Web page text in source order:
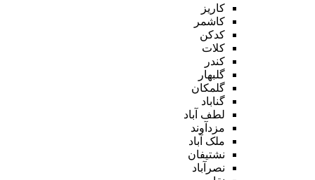
کاریز
کاشمر
کدکن
کلات
کندر
گلبهار
گلمکان
گناباد
لطف آباد
مزدآوند
ملک آباد
نشتیفان
نصرآباد